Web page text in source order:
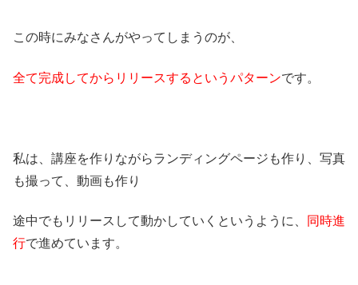
この時にみなさんがやってしまうのが、
全て完成してからリリースするというパターンです。
私は、講座を作りながらランディングページも作り、写真
も撮って、動画も作り
途中でもリリースして動かしていくというように、
同時進
行で進めています。